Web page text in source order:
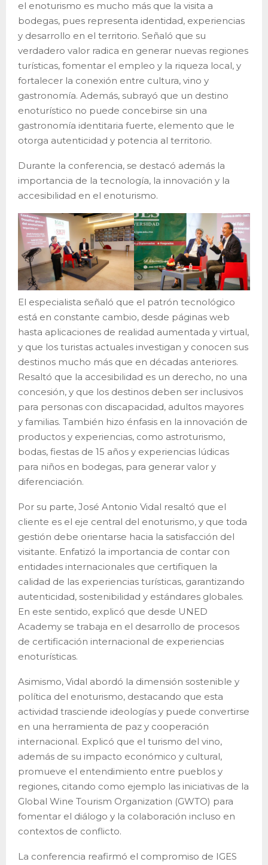
el enoturismo es mucho más que la visita a
bodegas, pues representa identidad, experiencias
y desarrollo en el territorio. Señaló que su
verdadero valor radica en generar nuevas regiones
turísticas, fomentar el empleo y la riqueza local, y
fortalecer la conexión entre cultura, vino y
gastronomía. Además, subrayó que un destino
enoturístico no puede concebirse sin una
gastronomía identitaria fuerte, elemento que le
otorga autenticidad y potencia al territorio.
Durante la conferencia, se destacó además la
importancia de la tecnología, la innovación y la
accesibilidad en el enoturismo.
El especialista señaló que el patrón tecnológico
está en constante cambio, desde páginas web
hasta aplicaciones de realidad aumentada y virtual,
y que los turistas actuales investigan y conocen sus
destinos mucho más que en décadas anteriores.
Resaltó que la accesibilidad es un derecho, no una
concesión, y que los destinos deben ser inclusivos
para personas con discapacidad, adultos mayores
y familias. También hizo énfasis en la innovación de
productos y experiencias, como astroturismo,
bodas, fiestas de 15 años y experiencias lúdicas
para niños en bodegas, para generar valor y
diferenciación.
Por su parte, José Antonio Vidal resaltó que el
cliente es el eje central del enoturismo, y que toda
gestión debe orientarse hacia la satisfacción del
visitante. Enfatizó la importancia de contar con
entidades internacionales que certifiquen la
calidad de las experiencias turísticas, garantizando
autenticidad, sostenibilidad y estándares globales.
En este sentido, explicó que desde UNED
Academy se trabaja en el desarrollo de procesos
de certificación internacional de experiencias
enoturísticas.
Asimismo, Vidal abordó la dimensión sostenible y
política del enoturismo, destacando que esta
actividad trasciende ideologías y puede convertirse
en una herramienta de paz y cooperación
internacional. Explicó que el turismo del vino,
además de su impacto económico y cultural,
promueve el entendimiento entre pueblos y
regiones, citando como ejemplo las iniciativas de la
Global Wine Tourism Organization (GWTO) para
fomentar el diálogo y la colaboración incluso en
contextos de conflicto.
La conferencia reafirmó el compromiso de IGES